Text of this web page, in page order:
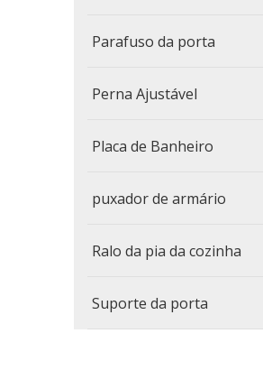
Parafuso da porta
Perna Ajustável
Placa de Banheiro
puxador de armário
Ralo da pia da cozinha
Suporte da porta